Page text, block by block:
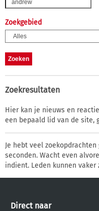
Zoekgebied
Zoekresultaten
Hier kan je nieuws en
een bepaald lid van de site,
Je hebt veel
seconden. Wacht even
indient. Leden kunnen vaker
Direct naar